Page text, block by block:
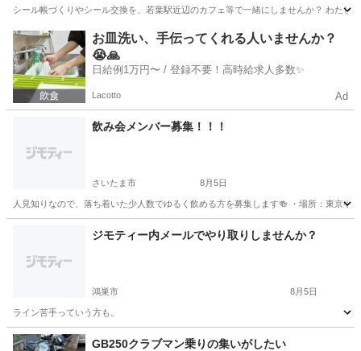
シール帳づくりやシール交換を、若葉駅近辺のカフェ等で一緒にしませんか？ わた
埼玉 坂戸市 坂戸駅 その他
お皿洗い、手伝ってくれる人いませんか？
😭🙏
日給例1万円〜 / 登録不要！高時給求人多数✨
Lacotto Ad
飲み会メンバー募集！！！
さいたま市 8月5日
人見知りなので、落ち着いた少人数でゆるく飲める方を募集します🍻 ・場所：東京
飲み会
ジモティー内メールでやり取りしませんか？
鴻巣市 8月5日
ライン苦手っていう方も。
埼玉 鴻巣市 ライン
GB250クラブマン乗りの集いがしたい